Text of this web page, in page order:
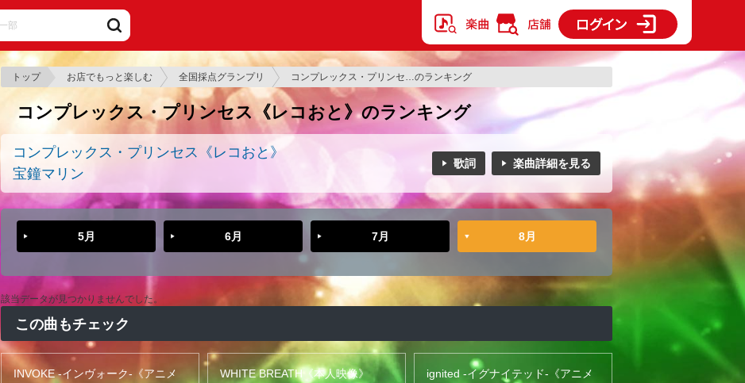
トップ お店でもっと楽しむ 全国採点グランプリ コンプレックス・プリンセ…のランキング
コンプレックス・プリンセス《レコおと》のランキング
コンプレックス・プリンセス《レコおと》
宝鐘マリン
歌詞 楽曲詳細を見る
5月 6月 7月 8月
該当データが見つかりませんでした。
この曲もチェック
INVOKE -インヴォーク-《アニメ
WHITE BREATH《本人映像》
ignited -イグナイテッド-《アニメ